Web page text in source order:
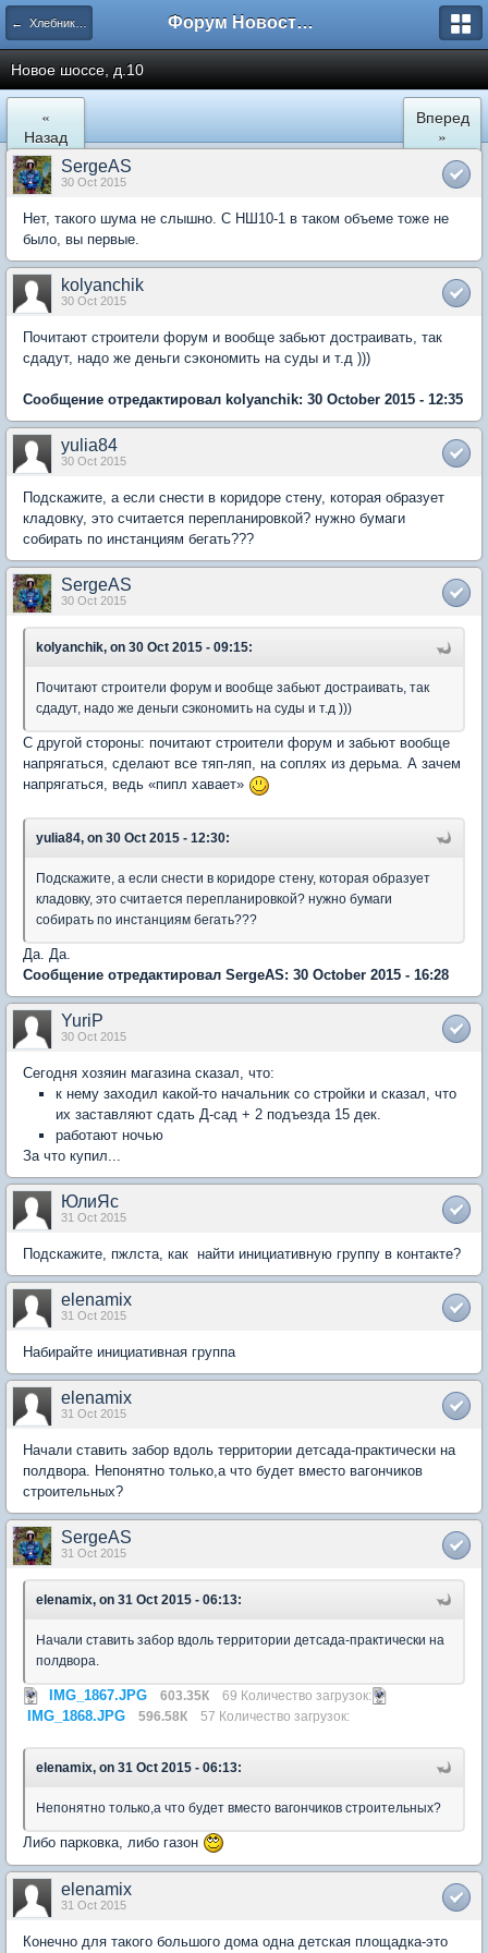
← Хлебниково Форум Новостройки
Новое шоссе, д.10
«
Назад
Вперед
»
SergeAS
30 Oct 2015
Нет, такого шума не слышно. С НШ10-1 в таком объеме тоже не
было, вы первые.
kolyanchik
30 Oct 2015
Почитают строители форум и вообще забьют достраивать, так
сдадут, надо же деньги сэкономить на суды и т.д )))
Сообщение отредактировал kolyanchik: 30 October 2015 - 12:35
yulia84
30 Oct 2015
Подскажите, а если снести в коридоре стену, которая образует
кладовку, это считается перепланировкой? нужно бумаги
собирать по инстанциям бегать???
SergeAS
30 Oct 2015
kolyanchik, on 30 Oct 2015 - 09:15:
Почитают строители форум и вообще забьют достраивать, так
сдадут, надо же деньги сэкономить на суды и т.д )))
С другой стороны: почитают строители форум и забьют вообще
напрягаться, сделают все тяп-ляп, на соплях из дерьма. А зачем
напрягаться, ведь «пипл хавает»
yulia84, on 30 Oct 2015 - 12:30:
Подскажите, а если снести в коридоре стену, которая образует
кладовку, это считается перепланировкой? нужно бумаги
собирать по инстанциям бегать???
Да. Да.
Сообщение отредактировал SergeAS: 30 October 2015 - 16:28
YuriP
30 Oct 2015
Сегодня хозяин магазина сказал, что:
к нему заходил какой-то начальник со стройки и сказал, что
их заставляют сдать Д-сад + 2 подъезда 15 дек.
работают ночью
За что купил...
ЮлиЯс
31 Oct 2015
Подскажите, пжлста, как найти инициативную группу в контакте?
elenamix
31 Oct 2015
Набирайте инициативная группа
elenamix
31 Oct 2015
Начали ставить забор вдоль территории детсада-практически на
полдвора. Непонятно только,а что будет вместо вагончиков
строительных?
SergeAS
31 Oct 2015
elenamix, on 31 Oct 2015 - 06:13:
Начали ставить забор вдоль территории детсада-практически на
полдвора.
IMG_1867.JPG 603.35К 69 Количество загрузок:
IMG_1868.JPG 596.58К 57 Количество загрузок:
elenamix, on 31 Oct 2015 - 06:13:
Непонятно только,а что будет вместо вагончиков строительных?
Либо парковка, либо газон
elenamix
31 Oct 2015
Конечно для такого большого дома одна детская площадка-это